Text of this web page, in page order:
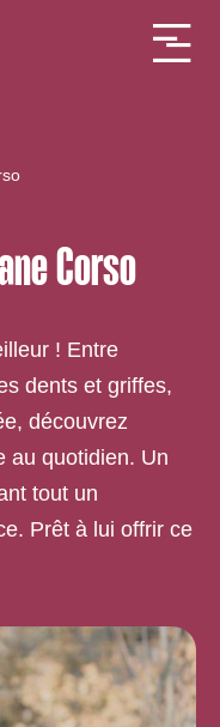
Corso
! Entre
dents et griffes,
découvrez
au quotidien. Un
tout un
Prêt à lui offrir ce